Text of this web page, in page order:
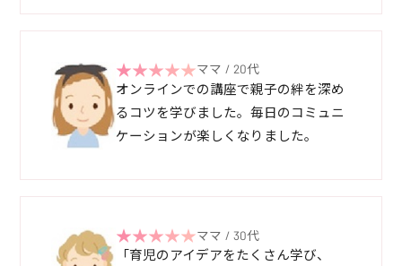
ママ / 20代
オンラインでの講座で親子の絆を深め
るコツを学びました。毎日のコミュニ
ケーションが楽しくなりました。
ママ / 30代
「育児のアイデアをたくさん学び、